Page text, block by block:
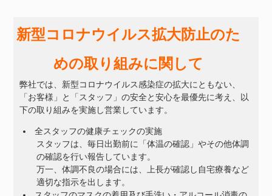
新型コロナウイルス拡大防止のた
めの取り組みに関して
弊社では、新型コロナウイルス感染症の拡大にともない、
「お客様」と「スタッフ」の安全と安心を最優先に考え、以
下の取り組みを実施し営業しています。
全スタッフの健康チェックの実施
スタッフは、毎日出勤前に「体温の確認」やその他体調
の確認を行い報告しています。
万一、体調不良の場合には、上長が確認し自宅療養など
適切な指示を出します。